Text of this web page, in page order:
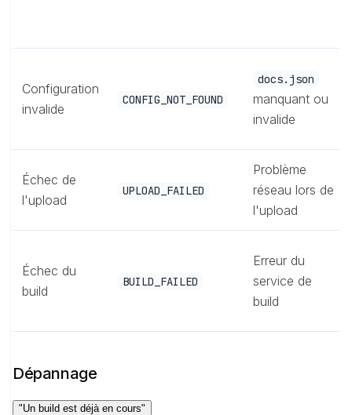
Configuration
invalide
CONFIG_NOT_FOUND
docs.json
manquant ou
invalide
Échec de
l'upload
UPLOAD_FAILED
Problème
réseau lors de
l'upload
Échec du
build
BUILD_FAILED
Erreur du
service de
build
Dépannage
"Un build est déjà en cours"